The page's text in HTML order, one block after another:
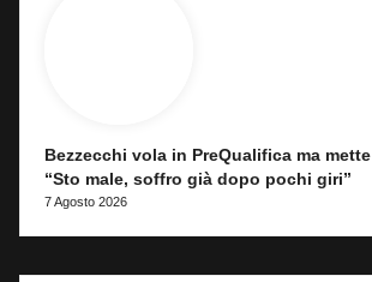
Bezzecchi vola in PreQualifica ma
“Sto male, soffro già dopo pochi giri”
7 Agosto 2026